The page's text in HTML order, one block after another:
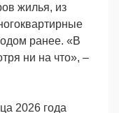
жилья, из
ранее. «В
ни на что», –
2026 года